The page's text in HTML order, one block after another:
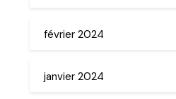
février 2024
janvier 2024